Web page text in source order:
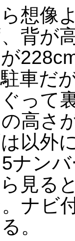
想像
背が
車だ
って
高さ
以外
ナン
見る
ナビ
。